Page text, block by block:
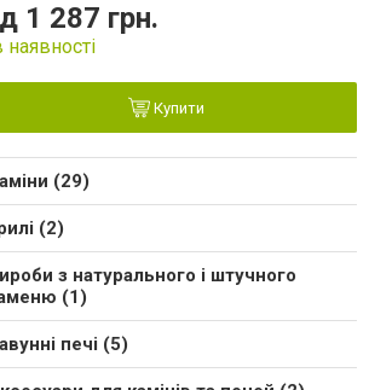
1 287 грн.
наявності
Купити
(29)
(2)
з натурального і штучного
(1)
печі (5)